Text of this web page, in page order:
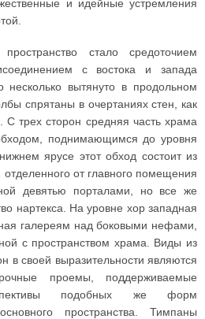
и идейные устремления
стало средоточием
с востока и запада
несколько вытянуто в продольном
спрятаны в очертаниях стен, как
трех сторон средняя часть храма
поднимающимся до уровня
ярусе этот обход состоит из
от главного помещения
девятью порталами, но все же
нартекса. На уровне хор западная
галереям над боковыми нефами,
с пространством храма. Виды из
в своей выразительности являются
проемы, поддерживаемые
подобных же форм
пространства. Тимпаны